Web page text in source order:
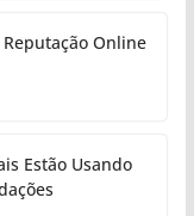
Online
Estão Usando